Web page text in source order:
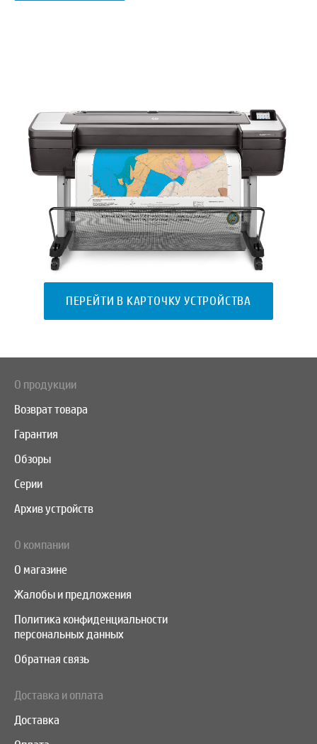
ПЕРЕЙТИ В КАРТОЧКУ УСТРОЙСТВА
О продукции
Возврат товара
Гарантия
Обзоры
Серии
Архив устройств
О компании
О магазине
Жалобы и предложения
Политика конфиденциальности
персональных данных
Обратная связь
Доставка и оплата
Доставка